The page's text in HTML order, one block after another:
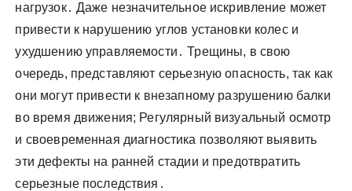
нагрузок․ Даже незначительное искривление может
привести к нарушению углов установки колес и
ухудшению управляемости․ Трещины, в свою
очередь, представляют серьезную опасность, так как
они могут привести к внезапному разрушению балки
во время движения; Регулярный визуальный осмотр
и своевременная диагностика позволяют выявить
эти дефекты на ранней стадии и предотвратить
серьезные последствия․